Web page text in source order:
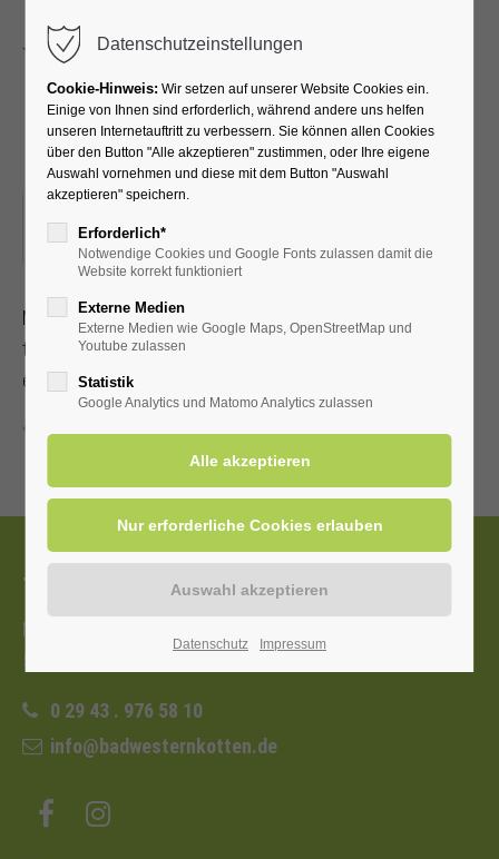
Nordic-Yoga im Kurpark
ORT: KURHALLE
Mit Achtsamkeit und Selbstliebe zu Gelassenheit, Ruhe und
tiefer Selbsterfahrung gelangen. Bitte ¼ Std. vor Beginn
einfinden. Mit Kur-/Einwohnerkarte 12,00 €, ohne 15,00 €
Tourist-Information
Nordstraße 2b
59597 Bad Westernkotten
0 29 43 . 976 58 10
info@badwesternkotten.de
Datenschutzeinstellungen
Cookie-Hinweis: Wir setzen auf unserer Website Cookies ein.
Einige von Ihnen sind erforderlich, während andere uns helfen
unseren Internetauftritt zu verbessern. Sie können allen Cookies
über den Button "Alle akzeptieren" zustimmen, oder Ihre eigene
Auswahl vornehmen und diese mit dem Button "Auswahl
akzeptieren" speichern.
Erforderlich*
Notwendige Cookies und Google Fonts zulassen damit die
Website korrekt funktioniert
Externe Medien
Externe Medien wie Google Maps, OpenStreetMap und
Youtube zulassen
Statistik
Google Analytics und Matomo Analytics zulassen
Datenschutz Impressum